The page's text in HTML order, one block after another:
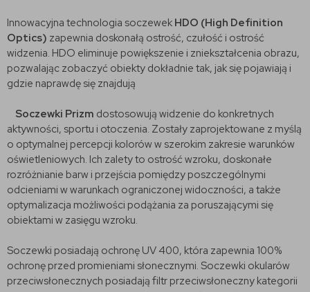
Innowacyjna technologia soczewek HDO (High Definition
Optics) zapewnia doskonałą ostrość, czułość i ostrość
widzenia. HDO eliminuje powiększenie i zniekształcenia obrazu,
pozwalając zobaczyć obiekty dokładnie tak, jak się pojawiają i
gdzie naprawdę się znajdują
Soczewki Prizm dostosowują widzenie do konkretnych
aktywności, sportu i otoczenia. Zostały zaprojektowane z myślą
o optymalnej percepcji kolorów w szerokim zakresie warunków
oświetleniowych. Ich zalety to ostrość wzroku, doskonałe
rozróżnianie barw i przejścia pomiędzy poszczególnymi
odcieniami w warunkach ograniczonej widoczności, a także
optymalizacja możliwości podążania za poruszającymi się
obiektami w zasięgu wzroku.
Soczewki posiadają ochronę UV 400, która zapewnia 100%
ochronę przed promieniami słonecznymi. Soczewki okularów
przeciwsłonecznych posiadają filtr przeciwsłoneczny kategorii